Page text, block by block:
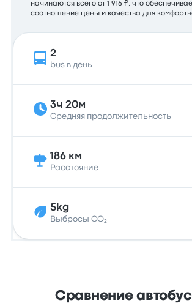
начинаются всего от 1 916 ₽, что
соотношение цены и качества для
2
bus в день
3ч 20м
Средняя продолжительность
186 км
Расстояние
5kg
Выбросы CO₂
Сравнение